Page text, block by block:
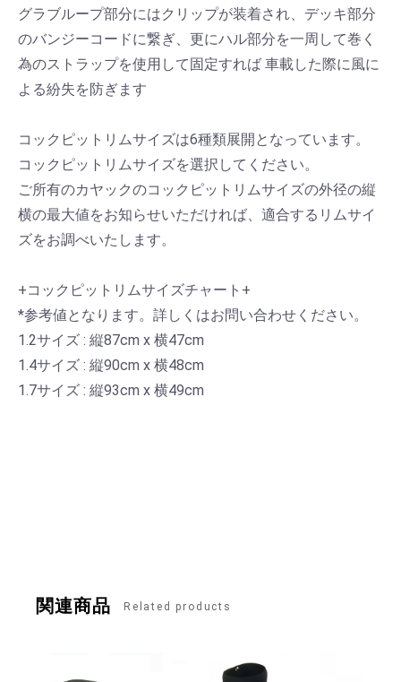
グラブループ部分にはクリップが装着され、デッキ部分
のバンジーコードに繋ぎ、更にハル部分を一周して巻く
為のストラップを使用して固定すれば 車載した際に風に
よる紛失を防ぎます
コックピットリムサイズは6種類展開となっています。
コックピットリムサイズを選択してください。
ご所有のカヤックのコックピットリムサイズの外径の縦
横の最大値をお知らせいただければ、適合するリムサイ
ズをお調べいたします。
+コックピットリムサイズチャート+
*参考値となります。詳しくはお問い合わせください。
1.2サイズ : 縦87cm x 横47cm
1.4サイズ : 縦90cm x 横48cm
1.7サイズ : 縦93cm x 横49cm
関連商品 Related products